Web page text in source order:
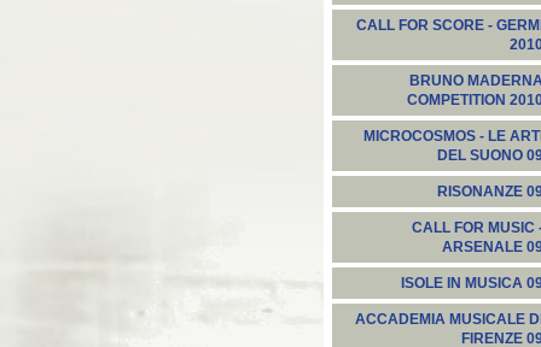
CALL FOR SCORE - GERMI
BRUNO MADERNA
COMPETITION
MICROCOSMOS - LE ARTI
DEL SUONO
RISONANZE
CALL FOR MUSIC
ARSENALE
ISOLE IN MUSICA
ACCADEMIA MUSICALE DI
FIRENZE